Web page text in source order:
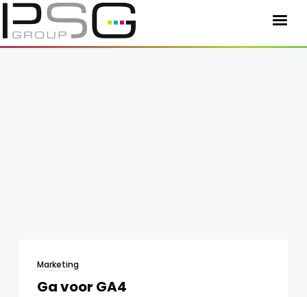
Marketing
Ga voor GA4
HOME